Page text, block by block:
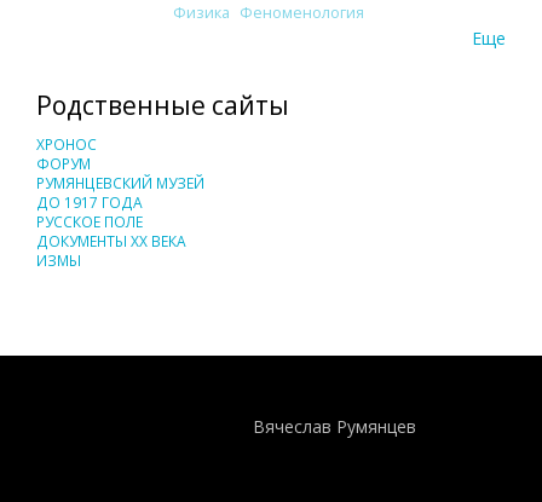
Физика Феноменология
Еще
Родственные сайты
ХРОНОС
ФОРУМ
РУМЯНЦЕВСКИЙ МУЗЕЙ
ДО 1917 ГОДА
РУССКОЕ ПОЛЕ
ДОКУМЕНТЫ XX ВЕКА
ИЗМЫ
Вячеслав Румянцев